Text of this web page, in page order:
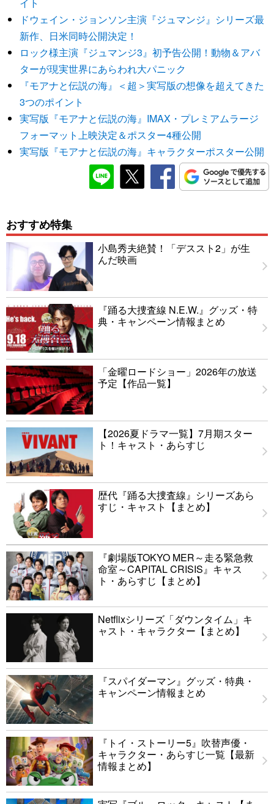
イト
ドウェイン・ジョンソン主演『ジュマンジ』シリーズ最
新作、日米同時公開決定！
ロック様主演『ジュマンジ3』初予告公開！動物＆アバ
ターが現実世界にあらわれ大パニック
『モアナと伝説の海』＜超＞実写版の想像を超えてきた
3つのポイント
実写版『モアナと伝説の海』IMAX・プレミアムラージ
フォーマット上映決定＆ポスター4種公開
実写版『モアナと伝説の海』キャラクターポスター公開
おすすめ特集
小島秀夫絶賛！「デススト2」が生
んだ映画
『踊る大捜査線 N.E.W.』グッズ・特
典・キャンペーン情報まとめ
「金曜ロードショー」2026年の放送
予定【作品一覧】
【2026夏ドラマ一覧】7月期スター
ト！キャスト・あらすじ
歴代『踊る大捜査線』シリーズあら
すじ・キャスト【まとめ】
『劇場版TOKYO MER～走る緊急救
命室～CAPITAL CRISIS』キャス
ト・あらすじ【まとめ】
Netflixシリーズ「ダウンタイム」キ
ャスト・キャラクター【まとめ】
『スパイダーマン』グッズ・特典・
キャンペーン情報まとめ
『トイ・ストーリー5』吹替声優・
キャラクター・あらすじ一覧【最新
情報まとめ】